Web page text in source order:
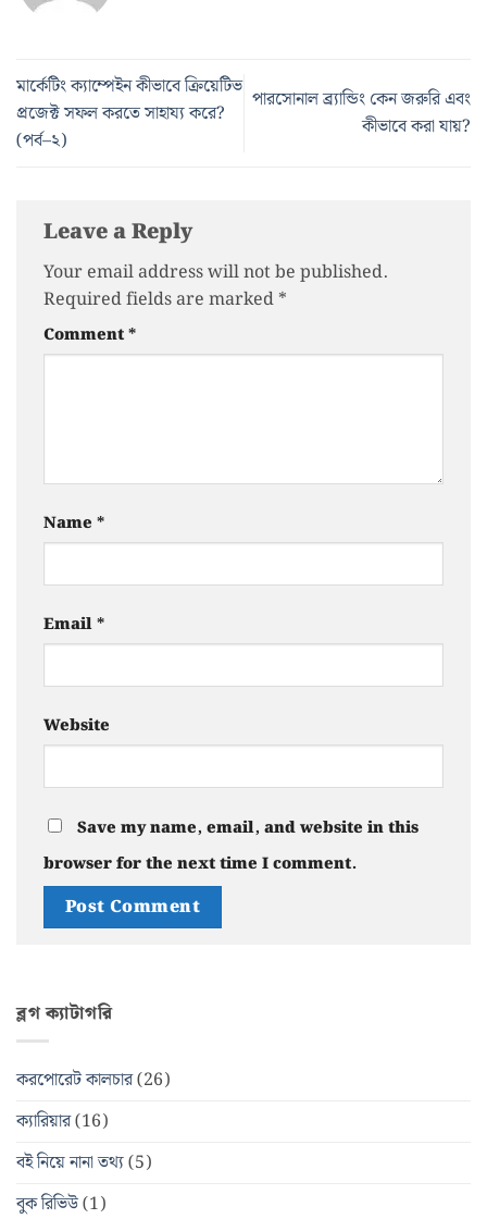
মার্কেটিং ক্যাম্পেইন কীভাবে ক্রিয়েটিভ
প্রজেক্ট সফল করতে সাহায্য করে?
(পর্ব–২)
পারসোনাল ব্র্যান্ডিং কেন জরুরি এবং
কীভাবে করা যায়?
Leave a Reply
Your email address will not be published.
Required fields are marked *
Comment*
Name *
Email*
Website
Save my name, email, and website in this
browser for the next time I comment.
ব্লগ ক্যাটাগরি
করপোরেট কালচার(26)
ক্যারিয়ার(16)
বই নিয়ে নানা তথ্য(5)
বুক রিভিউ(1)